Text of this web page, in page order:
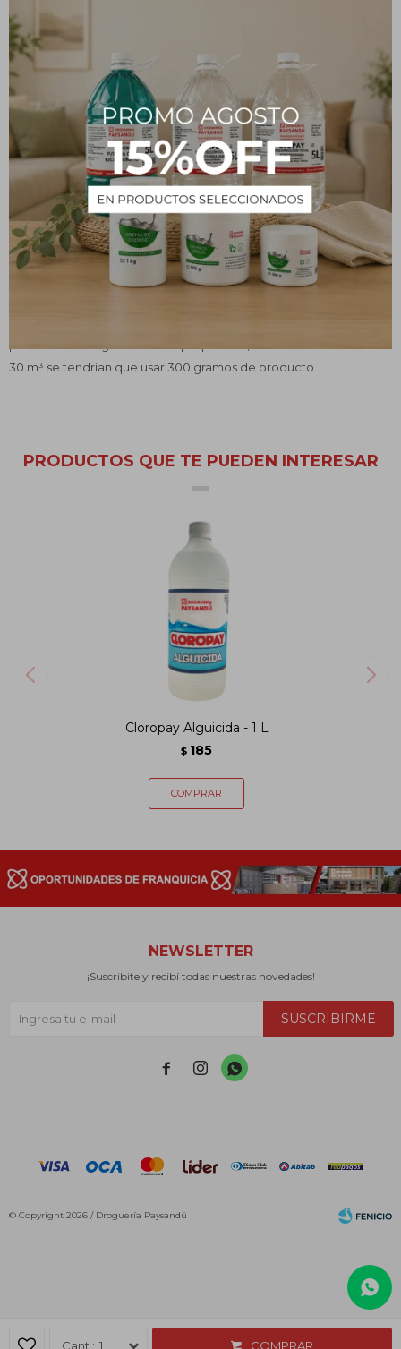
1 COMPRAR
Descripción
¿Qué es?
Excelente alguicida, que además le da una leve tonicidad azulada
y mayor brillo al agua.
Uno de los usos más comunes es para la limpieza de piscinas, para
eliminar algas y hongos. Es importante manejar este material con
mucho cuidado dado que se trata de un producto tóxico.
30 m³ se tendrían que usar 300 gramos de producto.
PRODUCTOS QUE TE PUEDEN INTERESAR
Cloropay Alguicida - 1 L
$ 185
NEWSLETTER
¡Suscribite y recibí todas nuestras novedades!
SUSCRIBIRME
  
© Copyright 2026 / Droguería Paysandú